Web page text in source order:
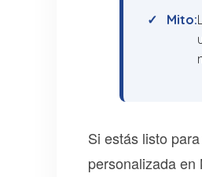
Mito:
Si estás listo
personalizada